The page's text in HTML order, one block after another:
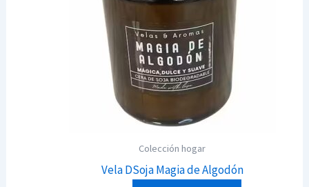
Colección hogar
Vela DSoja Magia de Algodón